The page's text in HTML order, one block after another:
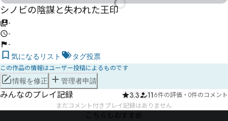
シノビの陰謀と失われた王印
-
-
-
気になるリスト タグ投票
この作品の情報はユーザー投稿によるものです
情報を修正 管理者申請
みんなのプレイ記録 3.3 116件の評価 ・ 0件のコメント
まだコメント付きプレイ記録はありません
こちらもおすすめ